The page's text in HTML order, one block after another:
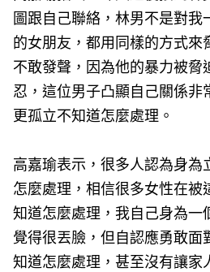
圖跟自己聯絡，林男不是對我
的女朋友，都用同樣的方式來
不敢發聲，因為他的暴力被脅
忍，這位男子凸顯自己關係非
更孤立不知道怎麼處理。
高嘉瑜表示，很多人認為身為
怎麼處理，相信很多女性在被
知道怎麼處理，我自己身為一
覺得很丟臉，但自認應勇敢面
知道怎麼處理，甚至沒有讓家